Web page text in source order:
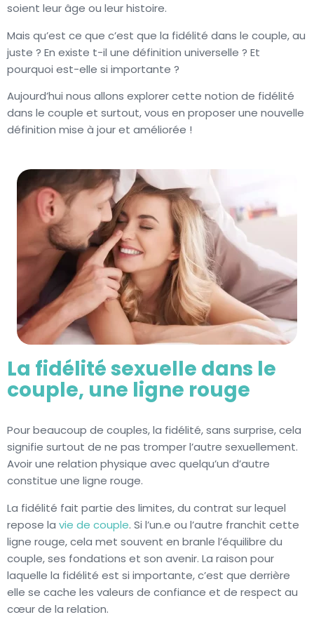
soient leur âge ou leur histoire.
Mais qu’est ce que c’est que la fidélité dans le couple, au
juste ? En existe t-il une définition universelle ? Et
pourquoi est-elle si importante ?
Aujourd’hui nous allons explorer cette notion de fidélité
dans le couple et surtout, vous en proposer une nouvelle
définition mise à jour et améliorée !
La fidélité sexuelle dans le
couple, une ligne rouge
Pour beaucoup de couples, la fidélité, sans surprise, cela
signifie surtout de ne pas tromper l’autre sexuellement.
Avoir une relation physique avec quelqu’un d’autre
constitue une ligne rouge.
La fidélité fait partie des limites, du contrat sur lequel
repose la vie de couple. Si l’un.e ou l’autre franchit cette
ligne rouge, cela met souvent en branle l’équilibre du
couple, ses fondations et son avenir. La raison pour
laquelle la fidélité est si importante, c’est que derrière
elle se cache les valeurs de confiance et de respect au
cœur de la relation.